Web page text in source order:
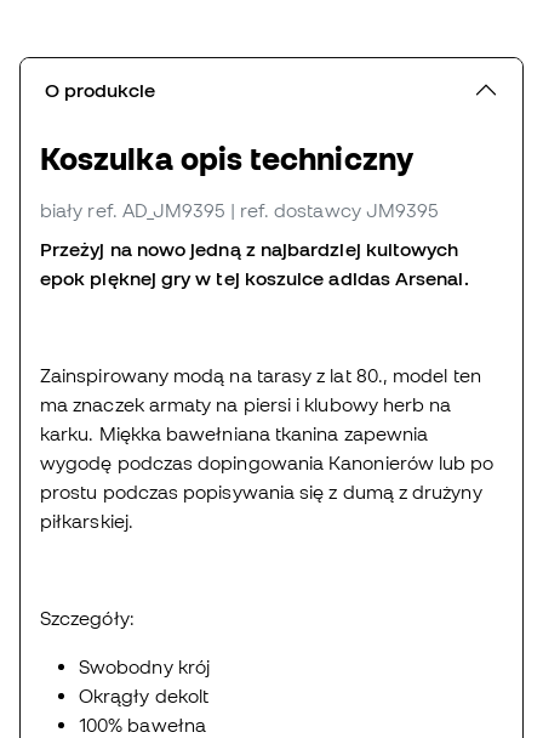
O produkcie
Koszulka opis techniczny
biały ref. AD_JM9395 | ref. dostawcy JM9395
Przeżyj na nowo jedną z najbardziej kultowych
epok pięknej gry w tej koszulce adidas Arsenal.
Zainspirowany modą na tarasy z lat 80., model ten
ma znaczek armaty na piersi i klubowy herb na
karku. Miękka bawełniana tkanina zapewnia
wygodę podczas dopingowania Kanonierów lub po
prostu podczas popisywania się z dumą z drużyny
piłkarskiej.
Szczegóły:
Swobodny krój
Okrągły dekolt
100% bawełna